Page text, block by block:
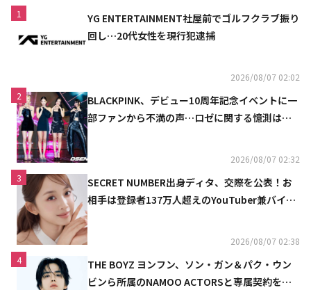
1
YG ENTERTAINMENT社屋前でゴルフクラブ振り
回し…20代女性を現行犯逮捕
2026/08/07 02:02
2
BLACKPINK、デビュー10周年記念イベントに一
部ファンから不満の声…ロゼに関する憶測は否
2026/08/07 02:32
3
SECRET NUMBER出身ディタ、交際を公表！お
相手は登録者137万人超えのYouTuber兼バイオ
2026/08/07 02:38
4
THE BOYZ ヨンフン、ソン・ガン＆パク・ウン
ビンら所属のNAMOO ACTORSと専属契約を締